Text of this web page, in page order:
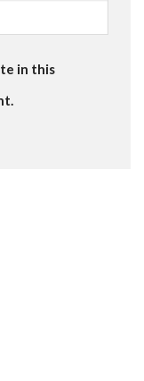
in this